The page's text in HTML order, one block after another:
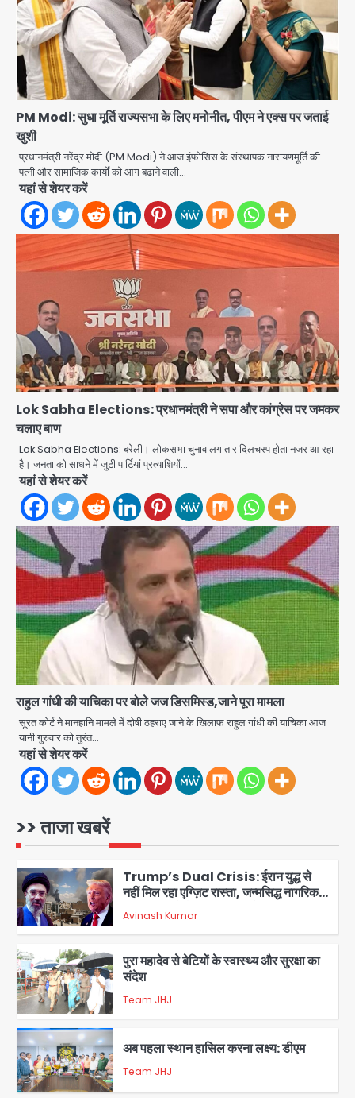
PM Modi: सुधा मूर्ति राज्यसभा के लिए मनोनीत, पीएम ने एक्स पर जताई
खुशी
प्रधानमंत्री नरेंद्र मोदी (PM Modi) ने आज इंफोसिस के संस्थापक नारायणमूर्ति की
पत्नी और सामाजिक कार्यों को आग बढाने वाली…
यहां से शेयर करें
Lok Sabha Elections: प्रधानमंत्री ने सपा और कांग्रेस पर जमकर
चलाए बाण
Lok Sabha Elections: बरेली। लोकसभा चुनाव लगातार दिलचस्प होता नजर आ रहा
है। जनता को साधने में जुटी पार्टियां प्रत्याशियों…
यहां से शेयर करें
राहुल गांधी की याचिका पर बोले जज डिसमिस्ड,जाने पूरा मामला
सूरत कोर्ट ने मानहानि मामले में दोषी ठहराए जाने के खिलाफ राहुल गांधी की याचिका आज
यानी गुरुवार को तुरंत…
यहां से शेयर करें
>> ताजा खबरें
2
पुरा महादेव से बेटियों के स्वास्थ्य और सुरक्षा का
संदेश
Team JHJ
3
अब पहला स्थान हासिल करना लक्ष्य: डीएम
Team JHJ
4
28 साल बाद कानून के शिकंजे में आया हत्या का
फरार आरोपी
Team JHJ
5
डबल मर्डर का मुख्य साजिशकर्ता क्राइम ब्रांच
के हत्थे
1
Trump’s Dual Crisis: ईरान युद्ध से
नहीं मिल रहा एग्ज़िट रास्ता, जन्मसिद्ध नागरिकता
पर सुप्रीम कोर्ट को दी फिर चुनौती
Avinash Kumar
2
पुरा महादेव से बेटियों के स्वास्थ्य और सुरक्षा का
संदेश
Team JHJ
3
अब पहला स्थान हासिल करना लक्ष्य: डीएम
Team JHJ